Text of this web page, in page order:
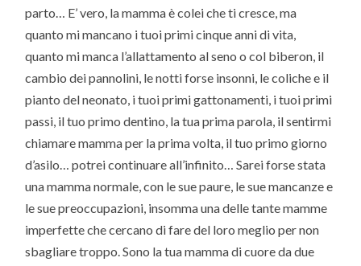
parto… E’ vero, la mamma è colei che ti cresce, ma
quanto mi mancano i tuoi primi cinque anni di vita,
quanto mi manca l’allattamento al seno o col biberon, il
cambio dei pannolini, le notti forse insonni, le coliche e il
pianto del neonato, i tuoi primi gattonamenti, i tuoi primi
passi, il tuo primo dentino, la tua prima parola, il sentirmi
chiamare mamma per la prima volta, il tuo primo giorno
d’asilo… potrei continuare all’infinito… Sarei forse stata
una mamma normale, con le sue paure, le sue mancanze e
le sue preoccupazioni, insomma una delle tante mamme
imperfette che cercano di fare del loro meglio per non
sbagliare troppo. Sono la tua mamma di cuore da due